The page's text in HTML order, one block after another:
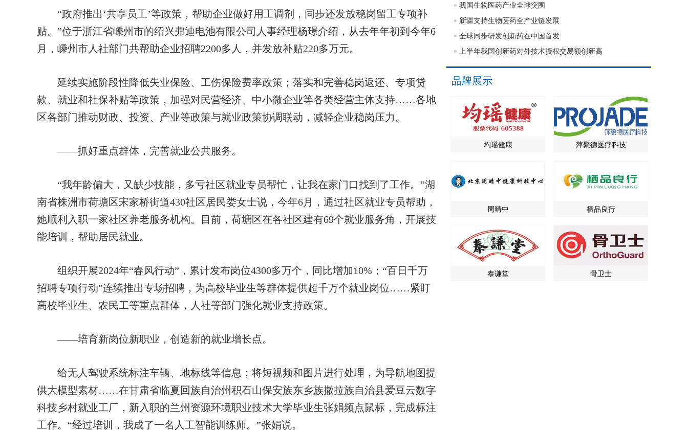
“政府推出‘共享员工’等政策，帮助企业做好用工调剂，同步还发放稳岗留工专项补
贴。”位于浙江省嵊州市的绍兴弗迪电池有限公司人事经理杨璟介绍，从去年年初到今年6
月，嵊州市人社部门共帮助企业招聘2200多人，并发放补贴220多万元。
延续实施阶段性降低失业保险、工伤保险费率政策；落实和完善稳岗返还、专项贷
款、就业和社保补贴等政策，加强对民营经济、中小微企业等各类经营主体支持……各地
区各部门推动财政、投资、产业等政策与就业政策协调联动，减轻企业稳岗压力。
——抓好重点群体，完善就业公共服务。
“我年龄偏大，又缺少技能，多亏社区就业专员帮忙，让我在家门口找到了工作。”湖
南省株洲市荷塘区宋家桥街道430社区居民娄女士说，今年6月，通过社区就业专员帮助，
她顺利入职一家社区养老服务机构。目前，荷塘区在各社区建有69个就业服务角，开展技
能培训，帮助居民就业。
组织开展2024年“春风行动”，累计发布岗位4300多万个，同比增加10%；“百日千万
招聘专项行动”连续推出专场招聘，为高校毕业生等群体提供超千万个就业岗位……紧盯
高校毕业生、农民工等重点群体，人社等部门强化就业支持政策。
——培育新岗位新职业，创造新的就业增长点。
给无人驾驶系统标注车辆、地标线等信息；将短视频和图片进行处理，为导航地图提
供大模型素材……在甘肃省临夏回族自治州积石山保安族东乡族撒拉族自治县爱豆云数字
科技乡村就业工厂，新入职的兰州资源环境职业技术大学毕业生张娟频点鼠标，完成标注
工作。“经过培训，我成了一名人工智能训练师。”张娟说。
我国生物医药产业全球突围
新疆支持生物医药全产业链发展
全球同步研发创新药在中国首发
上半年我国创新药对外技术授权交易额创新高
品牌展示
均瑶健康 萍聚德医疗科技
周晴中 栖品良行
泰谦堂 骨卫士